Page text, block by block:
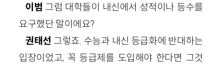
이범 그럼 대학들이 내신에서 성적이나 등수를
요구했단 말이에요?
권태선 그렇죠. 수능과 내신 등급화에 반대하는
입장이었고, 꼭 등급제를 도입해야 한다면 그것